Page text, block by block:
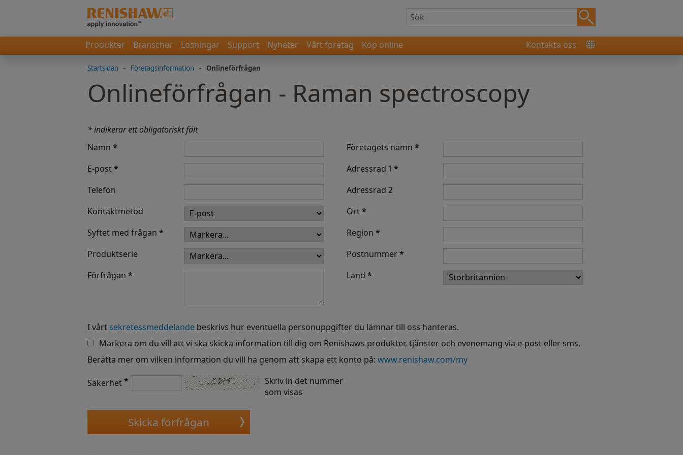
Produkter Branscher Lösningar Support Nyheter Vårt företag Köp online Kontakta oss
Startsidan - Företagsinformation - Onlineförfrågan
Onlineförfrågan - Raman spectroscopy
* indikerar ett obligatoriskt fält
Namn *
E-post*
Telefon
Kontaktmetod
Syftet med frågan *
Produktserie
Förfrågan *
Företagets namn *
Adressrad 1 *
Adressrad 2
Ort*
Region *
Postnummer*
Land *
I vårt sekretessmeddelande beskrivs hur eventuella personuppgifter du lämnar till oss hanteras.
Markera om du vill att vi ska skicka information till dig om Renishaws produkter, tjänster och evenemang via e-post eller sms.
Berätta mer om vilken information du vill ha genom att skapa ett konto på: www.renishaw.com/my
Säkerhet*
Skriv in det nummer
som visas